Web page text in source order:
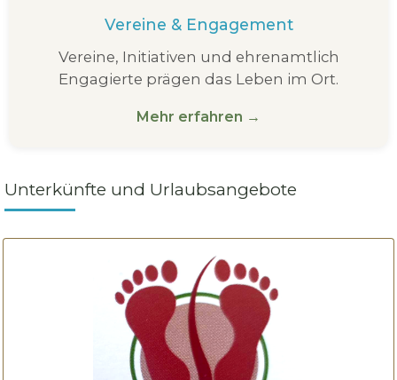
Vereine & Engagement
Vereine, Initiativen und ehrenamtlich
Engagierte prägen das Leben im Ort.
Mehr erfahren →
Unterkünfte und Urlaubsangebote